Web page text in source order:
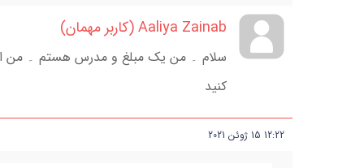
Aaliya Zainab (کاربر مهمان)
سلام ۔ من یک مبلغ و مدرس ھستم ۔ من
کنید
12:22
15 ژوئن 2021